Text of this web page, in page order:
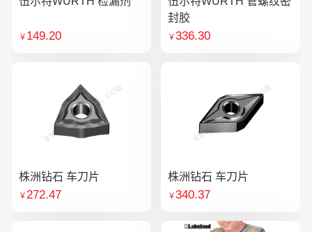
￥ 149.20
封胶
￥336.30
株洲钻石 车刀片
￥272.47
株洲钻石 车刀片
￥340.37